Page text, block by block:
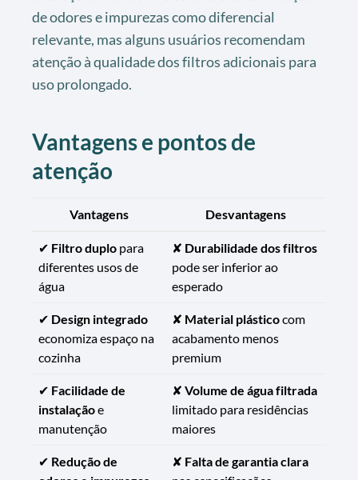
de odores e impurezas como diferencial
relevante, mas alguns usuários recomendam
atenção à qualidade dos filtros adicionais para
uso prolongado.
Vantagens e pontos de
atenção
Vantagens Desvantagens
✔ Filtro duplo para
diferentes usos de
água
✘ Durabilidade dos filtros
pode ser inferior ao
esperado
✔ Design integrado
economiza espaço na
cozinha
✘ Material plásticocom
acabamento menos
premium
✔ Facilidade de
instalaçãoe
manutenção
✘ Volume de água filtrada
limitado para residências
maiores
✔ Redução de
✘ Falta de garantia clara